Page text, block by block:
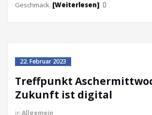
Geschmack. [Weiterlesen]
22. Februar 2023
Treffpunkt
Zukunft ist digital
in Allgemein